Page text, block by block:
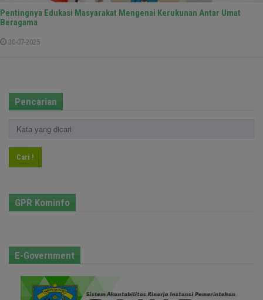
Pentingnya Edukasi Masyarakat Mengenai Kerukunan Antar Umat
Beragama
30-07-2025
Pencarian
Cari !
GPR Kominfo
E-Government